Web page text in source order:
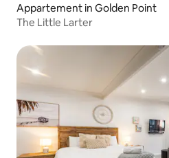
Appartement in Golden Point
The Little Larter